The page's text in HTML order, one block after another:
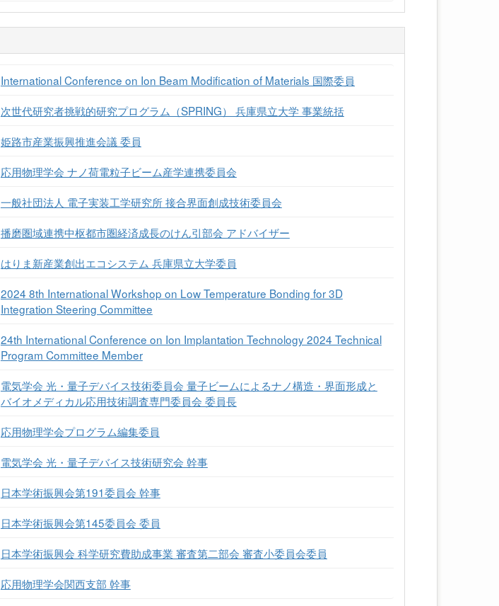
International Conference on Ion Beam Modification of Materials 国際委員
次世代研究者挑戦的研究プログラム（SPRING） 兵庫県立大学 事業統括
姫路市産業振興推進会議 委員
応用物理学会 ナノ荷電粒子ビーム産学連携委員会
一般社団法人 電子実装工学研究所 接合界面創成技術委員会
播磨圏域連携中枢都市圏経済成長のけん引部会 アドバイザー
はりま新産業創出エコシステム 兵庫県立大学委員
2024 8th International Workshop on Low Temperature Bonding for 3D
Integration Steering Committee
24th International Conference on Ion Implantation Technology 2024 Technical
Program Committee Member
電気学会 光・量子デバイス技術委員会 量子ビームによるナノ構造・界面形成と
バイオメディカル応用技術調査専門委員会 委員長
応用物理学会プログラム編集委員
電気学会 光・量子デバイス技術研究会 幹事
日本学術振興会第191委員会 幹事
日本学術振興会第145委員会 委員
日本学術振興会 科学研究費助成事業 審査第二部会 審査小委員会委員
応用物理学会関西支部 幹事